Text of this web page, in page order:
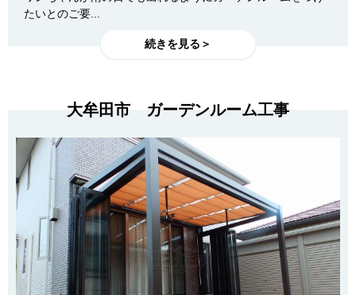
たいとのご要...
続きを見る＞
大牟田市 ガーデンルーム工事